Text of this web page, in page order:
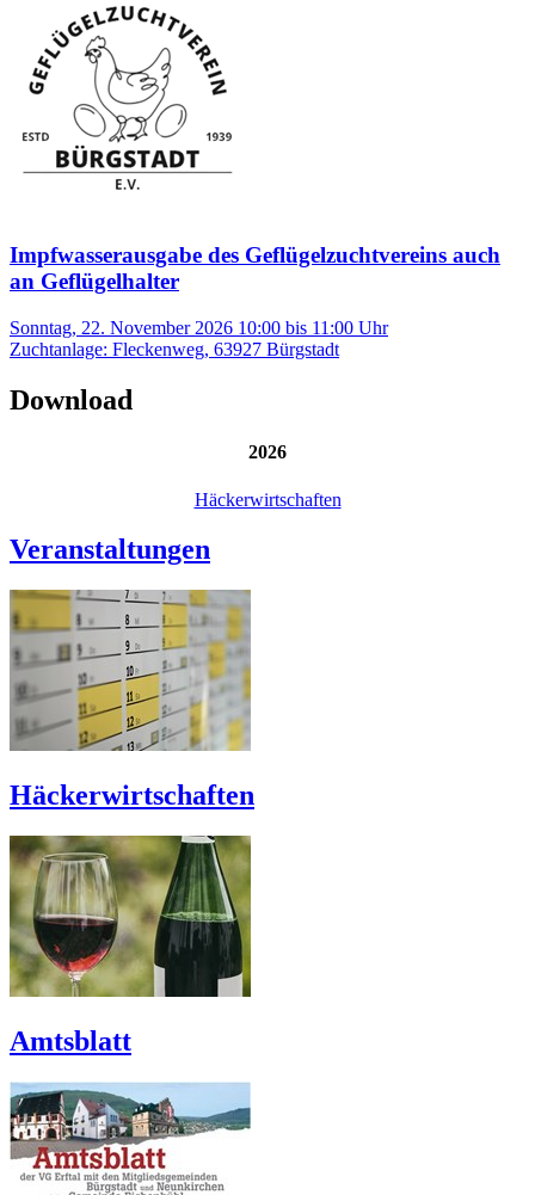
Impfwasserausgabe des Geflügelzuchtvereins auch
an Geflügelhalter
Sonntag, 22. November 2026 10:00 bis 11:00 Uhr
Zuchtanlage: Fleckenweg, 63927 Bürgstadt
Download
2026
Häckerwirtschaften
Veranstaltungen
Häckerwirtschaften
Amtsblatt